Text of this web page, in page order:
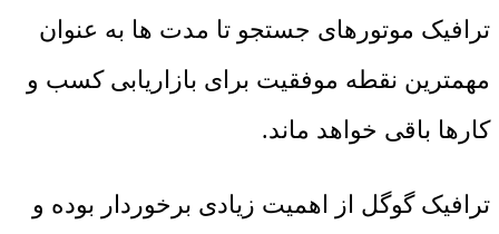
ترافیک موتورهای جستجو تا مدت ها به عنوان
مهمترین نقطه موفقیت برای بازاریابی کسب و
کارها باقی خواهد ماند.
ترافیک گوگل از اهمیت زیادی برخوردار بوده و